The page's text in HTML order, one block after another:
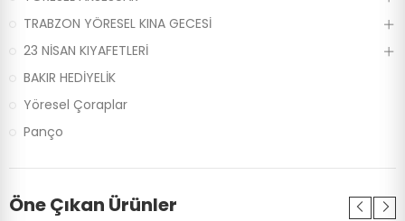
TRABZON YÖRESEL KINA GECESİ
23 NİSAN KIYAFETLERİ
BAKIR HEDİYELİK
Yöresel Çoraplar
Panço
Öne Çıkan Ürünler